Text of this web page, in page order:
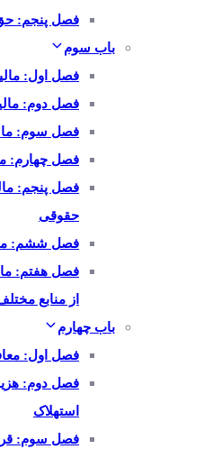
فصل پنجم: حق
باب سوم
فصل اول:
فصل دوم:
فصل سوم:
فصل چهارم:
فصل پنجم:
حقوقی
فصل ششم:
فصل هفتم:
از منابع
باب چهارم
فصل اول:
فصل دوم:
استهلاک
فصل سوم: